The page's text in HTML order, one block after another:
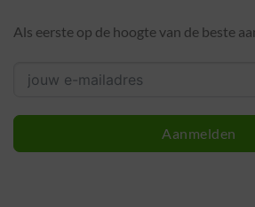
Als eerste op de hoogte van de beste
Aanmelden